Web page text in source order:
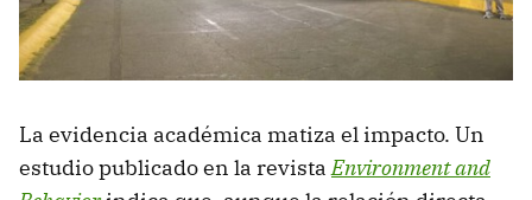
La evidencia académica matiza el impacto. Un
estudio publicado en la revistaEnvironment and